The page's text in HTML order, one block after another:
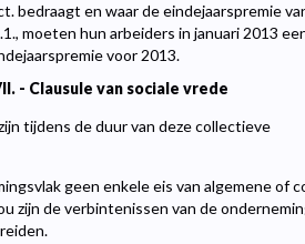
bedraagt en waar de eindejaarspremie
moeten hun arbeiders in januari 2013
voor 2013.
- Clausule van sociale vrede
tijdens de duur van deze collectieve
geen enkele eis van algemene of
zijn de verbintenissen van de